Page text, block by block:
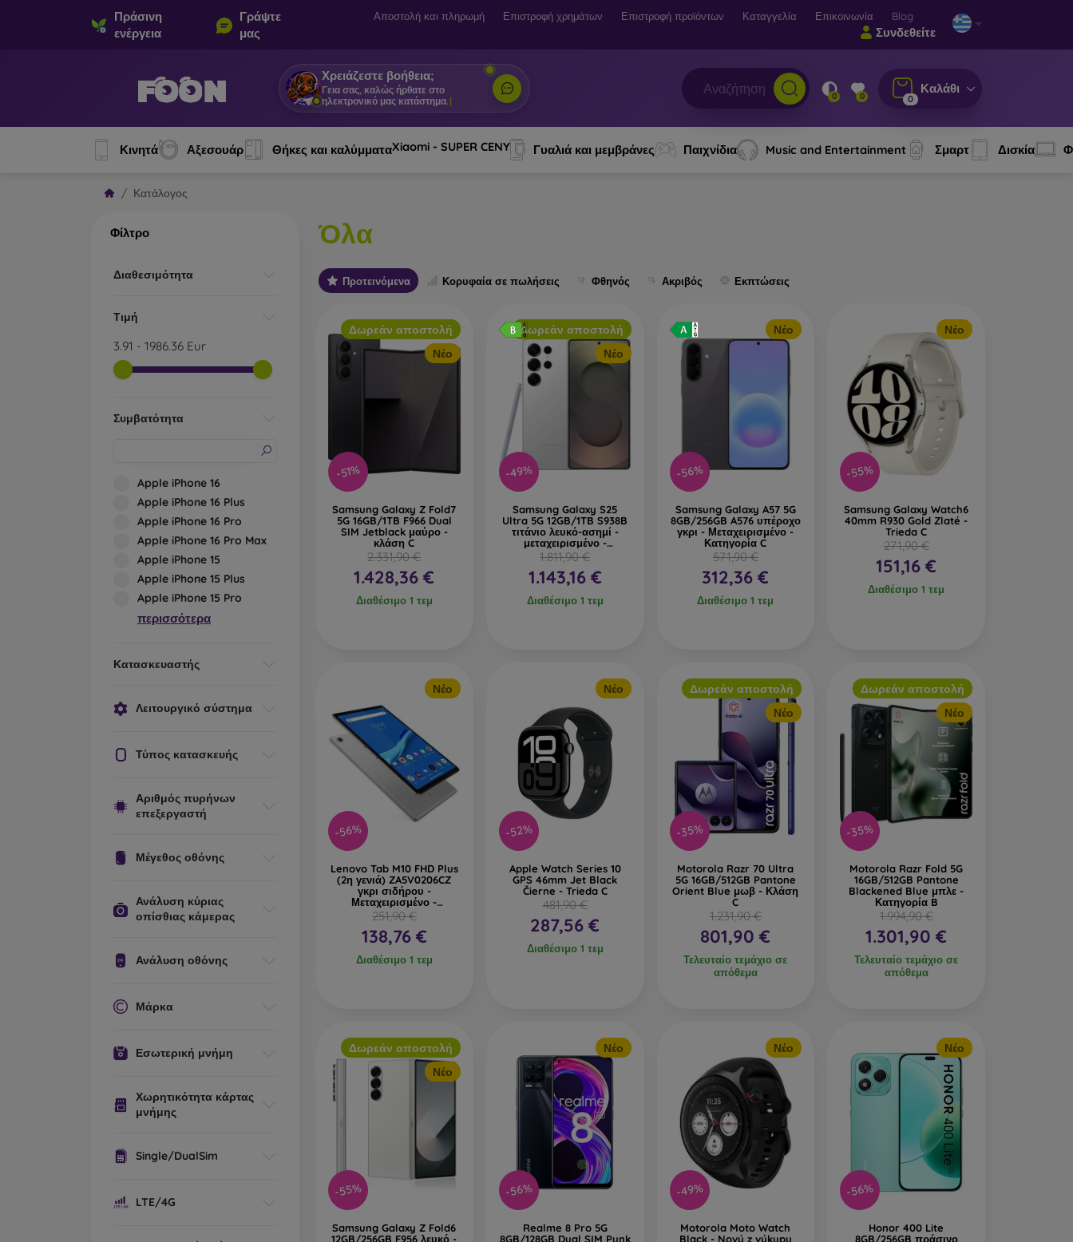
Πράσινη
ενέργεια
Γράψτε
μας
Αποστολή και πληρωμή Επιστροφή χρημάτων Επιστροφή προϊόντων Καταγγελία Επικοινωνία Blog
Συνδεθείτε
Χρειάζεστε βοήθεια;
Γεια σας, καλώς ήρθατε στο
ηλεκτρονικό μας κατάστημα. | 0 0 0
Καλάθι
Κινητά Αξεσουάρ Θήκες και καλύμματαXiaomi - SUPER CENY Γυαλιά και μεμβράνες Παιχνίδια Music and Entertainment Σμαρτ Δισκία
Κατάλογος
Φίλτρο
Διαθεσιμότητα
Τιμή
3.91 - 1986.36 Eur
Συμβατότητα
Apple iPhone 16
Apple iPhone 16 Plus
Apple iPhone 16 Pro
Apple iPhone 16 Pro Max
Apple iPhone 15
Apple iPhone 15 Plus
Apple iPhone 15 Pro
περισσότερα
Κατασκευαστής
Λειτουργικό σύστημα
Τύπος κατασκευής
Αριθμός πυρήνων
επεξεργαστή
Μέγεθος οθόνης
Ανάλυση κύριας
οπίσθιας κάμερας
Ανάλυση οθόνης
Μάρκα
Εσωτερική μνήμη
Χωρητικότητα κάρτας
μνήμης
Single/DualSim
LTE/4G
Όλα
Προτεινόμενα Κορυφαία σε πωλήσεις Φθηνός Ακριβός Εκπτώσεις
-51%
Δωρεάν αποστολή
Νέο
Samsung Galaxy Z Fold7
5G 16GB/1TB F966 Dual
SIM Jetblack μαύρο -
κλάση C
2.331,90 €
1.428,36 €
Διαθέσιμο 1 τεμ
-49%
Δωρεάν αποστολή
Νέο
Samsung Galaxy S25
Ultra 5G 12GB/1TB S938B
τιτάνιο λευκό-ασημί -
μεταχειρισμένο -
κατηγορία B
1.811,90 €
1.143,16 €
Διαθέσιμο 1 τεμ
-56%
Νέο
Samsung Galaxy A57 5G
8GB/256GB A576 υπέροχο
γκρι - Μεταχειρισμένο -
Κατηγορία C
571,90 €
312,36 €
Διαθέσιμο 1 τεμ
-55%
Νέο
Samsung Galaxy Watch6
40mm R930 Gold Zlaté -
Trieda C
271,90 €
151,16 €
Διαθέσιμο 1 τεμ
-56%
Νέο
Lenovo Tab M10 FHD Plus
(2η γενιά) ZA5V0206CZ
γκρι σιδήρου -
Μεταχειρισμένο -
Κατηγορία C
251,90 €
138,76 €
Διαθέσιμο 1 τεμ
-52%
Νέο
Apple Watch Series 10
GPS 46mm Jet Black
Čierne - Trieda C
481,90 €
287,56 €
Διαθέσιμο 1 τεμ
-35%
Δωρεάν αποστολή
Νέο
Motorola Razr 70 Ultra
5G 16GB/512GB Pantone
Orient Blue μωβ - Κλάση
C
1.231,90 €
801,90 €
Τελευταίο τεμάχιο σε
απόθεμα
-35%
Δωρεάν αποστολή
Νέο
Motorola Razr Fold 5G
16GB/512GB Pantone
Blackened Blue μπλε -
Κατηγορία B
1.994,90 €
1.301,90 €
Τελευταίο τεμάχιο σε
απόθεμα
-55%
Δωρεάν αποστολή
Νέο
Samsung Galaxy Z Fold6
12GB/256GB F956 λευκό -
-56%
Νέο
Realme 8 Pro 5G
8GB/128GB Dual SIM Punk
-49%
Νέο
Motorola Moto Watch
Black - Nový z výkupu
-56%
Νέο
Honor 400 Lite
8GB/256GB πράσινο